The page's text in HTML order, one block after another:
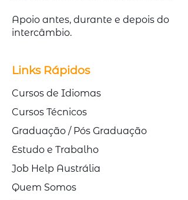
Apoio antes, durante e depois do
intercâmbio.
Links Rápidos
Cursos de Idiomas
Cursos Técnicos
Graduação / Pós Graduação
Estudo e Trabalho
Job Help Austrália
Quem Somos